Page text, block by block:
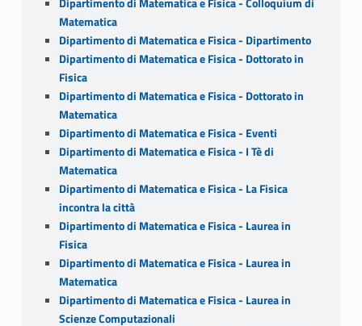
Matematica
Dipartimento di Matematica e Fisica - Dipartimento
Dipartimento di Matematica e Fisica - Dottorato in
Fisica
Dipartimento di Matematica e Fisica - Dottorato in
Matematica
Dipartimento di Matematica e Fisica - Eventi
Dipartimento di Matematica e Fisica - I Tè di
Matematica
Dipartimento di Matematica e Fisica - La Fisica
incontra la città
Dipartimento di Matematica e Fisica - Laurea in
Fisica
Dipartimento di Matematica e Fisica - Laurea in
Matematica
Dipartimento di Matematica e Fisica - Laurea in
Scienze Computazionali